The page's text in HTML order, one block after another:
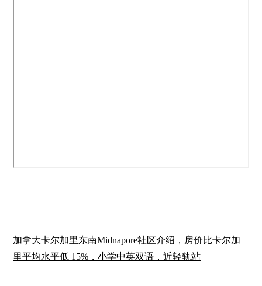
加拿大卡尔加里东南Midnapore社区介绍，房价比卡尔加
里平均水平低 15%，小学中英双语，近轻轨站